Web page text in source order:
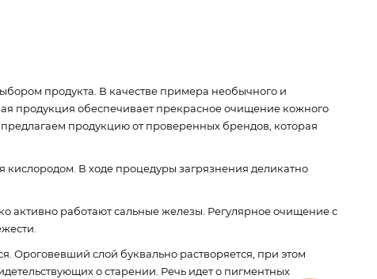
продукта. В качестве примера необычного и
продукция обеспечивает прекрасное очищение кожного
продукцию от проверенных брендов, которая
кислородом. В ходе процедуры загрязнения деликатно
активно работают сальные железы. Регулярное очищение с
Ороговевший слой буквально растворяется, при этом
о старении. Речь идет о пигментных